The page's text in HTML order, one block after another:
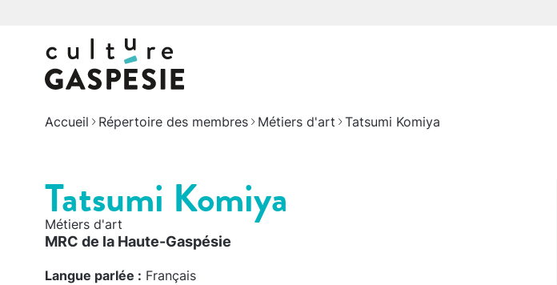
Accueil Répertoire des membres Métiers d'art Tatsumi Komiya
Tatsumi Komiya
Métiers d'art
MRC de la Haute-Gaspésie
Langue parlée : Français